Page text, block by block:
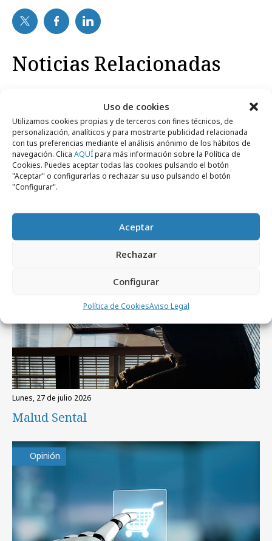
Uso de cookies
Utilizamos cookies propias y de terceros con fines técnicos, de
personalización, analíticos y para mostrarte publicidad relacionada
con tus preferencias mediante el análisis anónimo de los hábitos de
navegación. Clica AQUÍpara más información sobre la Política de
Cookies. Puedes aceptar todas las cookies pulsando el botón
"Aceptar" o configurarlas o rechazar su uso pulsando el botón
"Configurar".
Aceptar
Rechazar
Configurar
Política de CookiesAviso Legal
Noticias Relacionadas
No se han encontrado noticias relacionadas.
Artículos recientes
lunes, 27 de julio 2026
Malud Sental
Opinión